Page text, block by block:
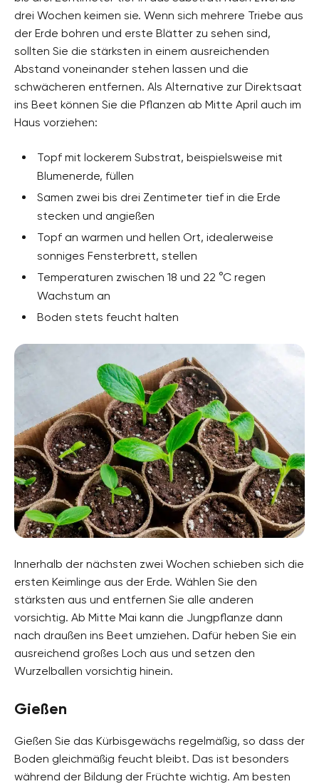
drei Wochen keimen sie. Wenn sich mehrere Triebe aus
der Erde bohren und erste Blätter zu sehen sind,
sollten Sie die stärksten in einem ausreichenden
Abstand voneinander stehen lassen und die
schwächeren entfernen. Als Alternative zur Direktsaat
ins Beet können Sie die Pflanzen ab Mitte April auch im
Haus vorziehen:
Topf mit lockerem Substrat, beispielsweise mit
Blumenerde, füllen
Samen zwei bis drei Zentimeter tief in die Erde
stecken und angießen
Topf an warmen und hellen Ort, idealerweise
sonniges Fensterbrett, stellen
Temperaturen zwischen 18 und 22 °C regen
Wachstum an
Boden stets feucht halten
Innerhalb der nächsten zwei Wochen schieben sich die
ersten Keimlinge aus der Erde. Wählen Sie den
stärksten aus und entfernen Sie alle anderen
vorsichtig. Ab Mitte Mai kann die Jungpflanze dann
nach draußen ins Beet umziehen. Dafür heben Sie ein
ausreichend großes Loch aus und setzen den
Wurzelballen vorsichtig hinein.
Gießen
Gießen Sie das Kürbisgewächs regelmäßig, so dass der
Boden gleichmäßig feucht bleibt. Das ist besonders
während der Bildung der Früchte wichtig. Am besten